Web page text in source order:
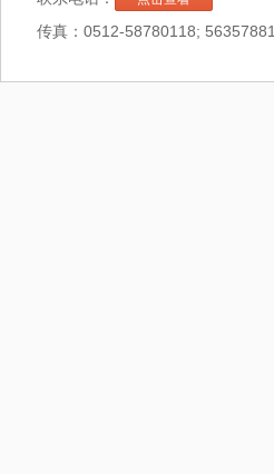
传真：0512-58780118; 56357881